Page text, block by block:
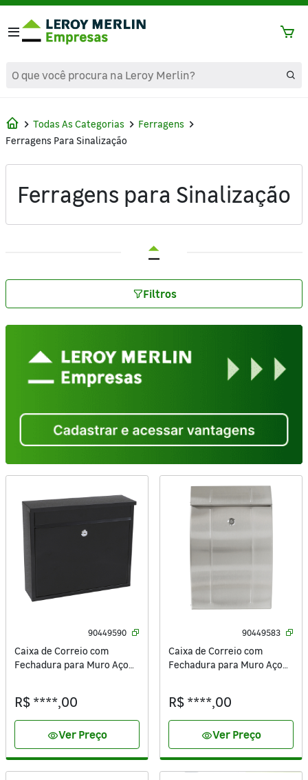
text.skipToContent
text.skipToNavigation
Todas As Categorias
Ferragens
Ferragens Para Sinalização
Ferragens para Sinalização
Filtros
90449590
Caixa de Correio com
Fechadura para Muro Aço
R$ ****,00
visibilityVer Preço
90449583
Caixa de Correio com
Fechadura para Muro Aço
R$ ****,00
visibilityVer Preço